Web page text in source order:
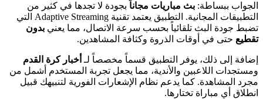
الجواب ببساطة: بث مباريات مجاناً بجودة لا تجدها في كثير من
التطبيقات المجانية. التطبيق يعتمد تقنية Adaptive Streaming التي
تضبط جودة البث تلقائياً بحسب سرعة الاتصال، مما يعني بدون
تقطيع حتى في أوقات الذروة وكثافة المشاهدين.
إضافة إلى ذلك، يوفر التطبيق قسماً مخصصاً لـ أخبار كرة القدم
ومستجدات اللاعبين والأندية، مما يجعل تجربة المستخدم أشمل من
مجرد المشاهدة. كما يدعم نظام الإشعارات الفورية لتنبيهك قبيل
انطلاق أي مباراة تختارها.